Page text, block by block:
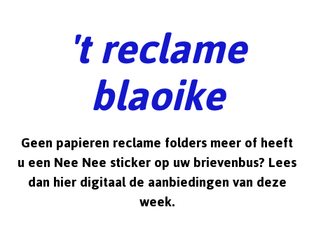
't reclame
blaoike
Geen papieren reclame folders meer of heeft
u een Nee Nee sticker op uw brievenbus? Lees
dan hier digitaal de aanbiedingen van deze
week.